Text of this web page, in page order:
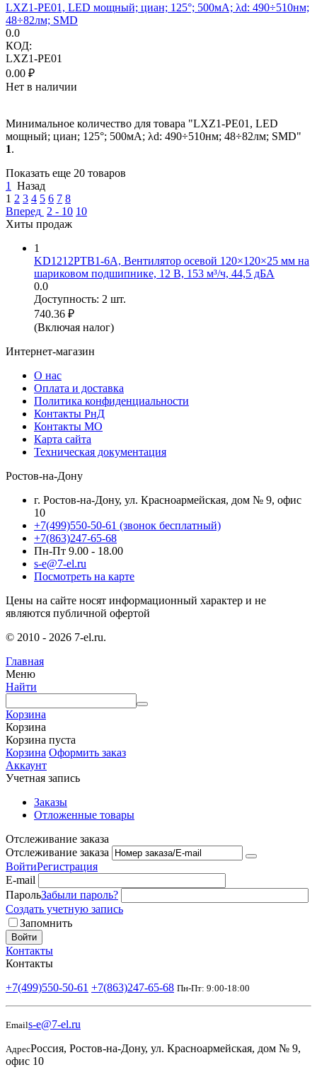
LXZ1-PE01, LED мощный; циан; 125°; 500мА; λd: 490÷510нм;
48÷82лм; SMD
0.0
КОД:
LXZ1-PE01
0.00 ₽
Нет в наличии
Минимальное количество для товара "LXZ1-PE01, LED
мощный; циан; 125°; 500мА; λd: 490÷510нм; 48÷82лм; SMD"
1.
Показать еще 20 товаров
1
Назад
1 2 3 4 5 6 7 8
Вперед 2 - 10 10
Хиты продаж
1
KD1212PTB1-6A, Вентилятор осевой 120×120×25 мм на
шариковом подшипнике, 12 В, 153 м³/ч, 44,5 дБА
0.0
Доступность: 2 шт.
740.36 ₽
(Включая налог)
Интернет-магазин
О нас
Оплата и доставка
Политика конфиденциальности
Контакты РнД
Контакты МО
Карта сайта
Техническая документация
Ростов-на-Дону
г. Ростов-на-Дону, ул. Красноармейская, дом № 9, офис
10
+7(499)550-50-61 (звонок бесплатный)
+7(863)247-65-68
Пн-Пт 9.00 - 18.00
s-e@7-el.ru
Посмотреть на карте
Цены на сайте носят информационный характер и не
являются публичной офертой
© 2010 - 2026 7-el.ru.
Главная
Меню
Найти
Корзина
Корзина
Корзина пуста
Корзина Оформить заказ
Аккаунт
Учетная запись
Заказы
Отложенные товары
Отслеживание заказа
Отслеживание заказа
ВойтиРегистрация
E-mail
ПарольЗабыли пароль?
Создать учетную запись
Запомнить
Войти
Контакты
Контакты
+7(499)550-50-61 +7(863)247-65-68 Пн-Пт: 9:00-18:00
Emails-e@7-el.ru
АдресРоссия, Ростов-на-Дону, ул. Красноармейская, дом № 9,
офис 10